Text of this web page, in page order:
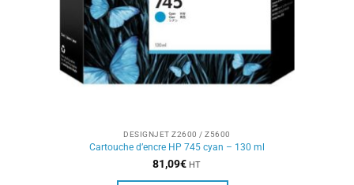
DESIGNJET Z2600 / Z5600
Cartouche d’encre HP 745 cyan – 130 ml
81,09€ HT